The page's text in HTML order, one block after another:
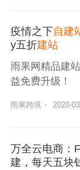
疫情之下自建
y五折建站
雨果网精品建
益免费升级！
雨果跨境 · 2020-
万全云电商：
建，每天五块